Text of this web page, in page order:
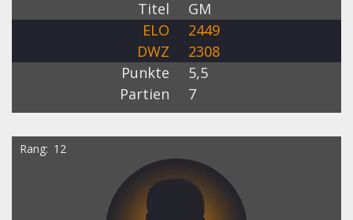
Titel
GM
ELO
2449
DWZ
2308
Punkte
5,5
Partien
7
Rang 12